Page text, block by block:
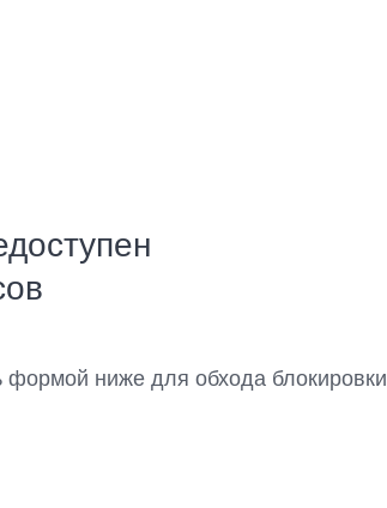
формой ниже для обхода блокировки